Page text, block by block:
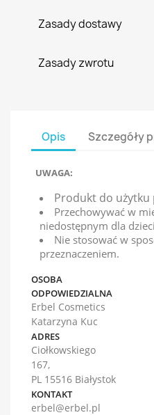
Zasady dostawy
Zasady zwrotu
Opis Szczegóły
UWAGA:
Produkt do
Przechowywać w
niedostępnym dla
Nie stosować w
przeznaczeniem.
OSOBA
ODPOWIEDZIALNA
Erbel Cosmetics
Katarzyna Kuc
ADRES
Ciołkowskiego
167,
PL 15516 Białystok
KONTAKT
erbel@erbel.pl